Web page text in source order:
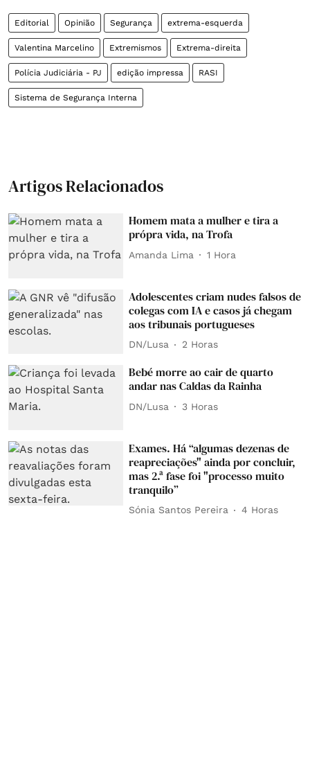
Editorial Opinião Segurança extrema-esquerda
Valentina Marcelino Extremismos Extrema-direita
Polícia Judiciária - PJ edição impressa RASI
Sistema de Segurança Interna
Artigos Relacionados
Homem mata a mulher e tira a
própra vida, na Trofa
Amanda Lima 1 Hora
Adolescentes criam nudes falsos de
colegas com IA e casos já chegam
aos tribunais portugueses
DN/Lusa 2 Horas
Bebé morre ao cair de quarto
andar nas Caldas da Rainha
DN/Lusa 3 Horas
Exames. Há “algumas dezenas de
reapreciações" ainda por concluir,
mas 2.ª fase foi "processo muito
tranquilo”
Sónia Santos Pereira 4 Horas